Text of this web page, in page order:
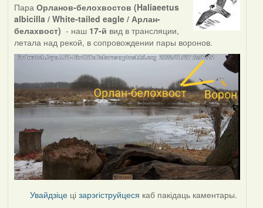
Пара Орланов-белохвостов (Haliaeetus
albicilla / White-tailed eagle / Арлан-
белахвост) - наш 17-й вид в трансляции,
летала над рекой, в сопровождении пары воронов.
Увайдзіце цізарэгіструйцеся каб пакідаць каментары.